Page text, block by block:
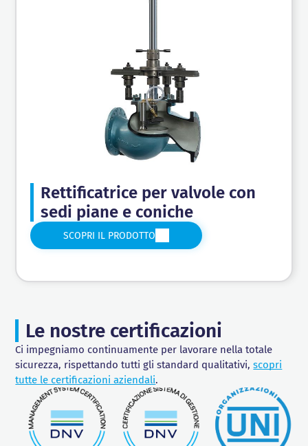
Rettificatrice per valvole con
sedi piane e coniche
SCOPRI IL PRODOTTO
Le nostre certificazioni
Ci impegniamo continuamente per lavorare nella totale
sicurezza, rispettando tutti gli standard qualitativi, scopri
tutte le certificazioni aziendali.